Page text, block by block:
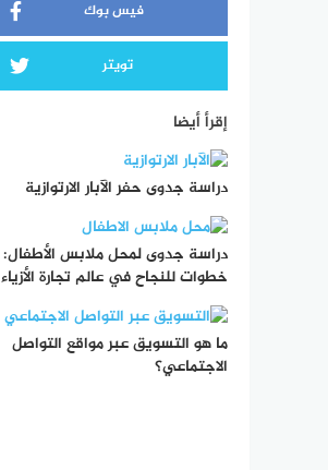
فيس بوك
تويتر
إقرأ أيضا
دراسة جدوى حفر الآبار الارتوازية
دراسة جدوى لمحل ملابس الأطفال:
خطوات للنجاح في عالم تجارة الأزياء
ما هو التسويق عبر مواقع التواصل
الاجتماعي؟